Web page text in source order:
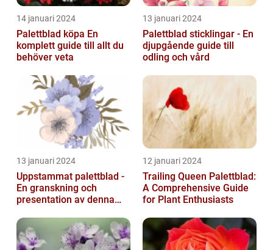
14 januari 2024
Palettblad köpa En
komplett guide till allt du
behöver veta
13 januari 2024
Palettblad sticklingar - En
djupgående guide till
odling och vård
13 januari 2024
Uppstammat palettblad -
En granskning och
presentation av denna
12 januari 2024
Trailing Queen Palettblad:
A Comprehensive Guide
for Plant Enthusiasts